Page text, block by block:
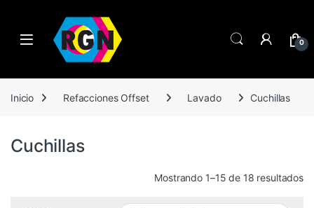
Open 0
Inicio Refacciones Offset Lavado Cuchillas
Cuchillas
Mostrando 1–15 de 18 resultados